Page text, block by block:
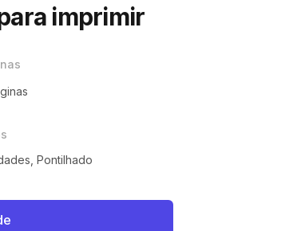
imprimir
Pontilhado